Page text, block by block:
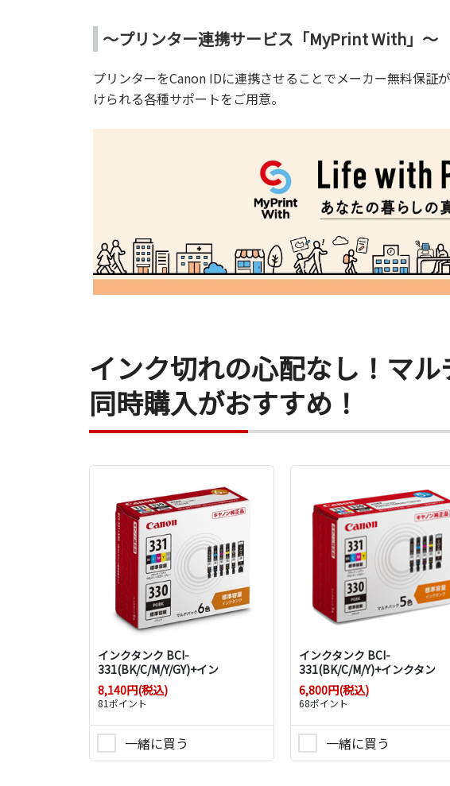
～プリンター連携サービス「MyPrint With」～
プリンターをCanon IDに連携させることでメーカー無料保証
けられる各種サポートをご用意。
インク切れの心配なし！マ
同時購入がおすすめ！
インクタンク BCI-
331(BK/C/M/Y/GY)+イン
8,140円(税込)
81ポイント
一緒に買う
インクタンク BCI-
331(BK/C/M/Y)+インクタン
6,800円(税込)
68ポイント
一緒に買う